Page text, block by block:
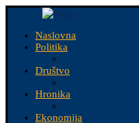
Naslovna
Politika
Društvo
Hronika
Ekonomija